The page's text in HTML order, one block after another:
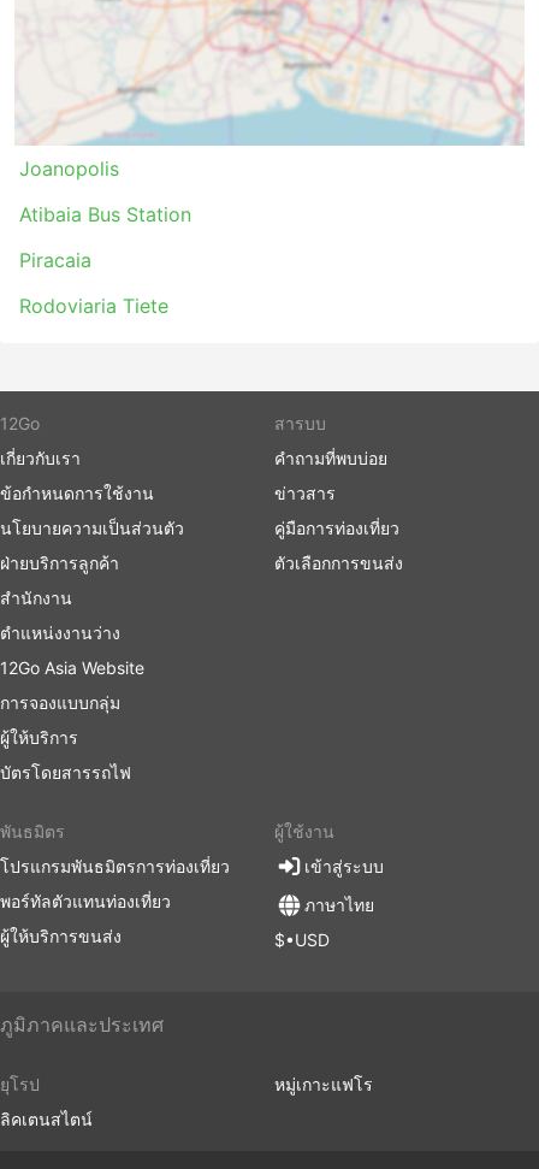
รถบัสเป็นทางเลือกที่ดีที่สุดในการเดินทางไปยังจุดหมาย
ที่ไม่ได้เชื่อมต่อกันด้วยรถไฟหรือเครื่องบิน ซึ่งเครือข่าย
รถโดยสารมักครอบคลุมเกือบทั้งประเทศ และเส้นทาง
ของรถโดยสารประจำทางก็มีมาอย่างยาวนาน
ตรงกันข้ามกับการเดินทางทางอากาศและการเดินทาง
ด้วยรถไฟในบางครั้ง การขึ้นรถประจำทางไม่จำเป็นต้อง
มาถึงสถานีขนส่งล่วงหน้ามากนัก การเช็คอินใช้เวลาไม่
นาน แม้ในเส้นทางระหว่างประเทศ น้ำหนักสัมภาระที่
อนุญาตมักจะเพียงพอกับผู้เดินทางมากและค่าธรรมเนียม
สำหรับสัมภาระเพิ่มเติมมักจะไม่สูงมากนัก ในกรณีที่มี
ตั๋วรถโดยสารมีราคาไม่แพงมากเมื่อเทียบกับตั๋วเครื่อง
หน่อยและไม่ได้ให้ความสะดวกสบายสูงสุดตามที่คุณ
ต้องการ แต่อย่างไรก็ยังเป็นทางเลือกที่ดีและพาคุณไปยัง
จุดหมายปลายทาง ในบางเส้นทางที่คุณต้องเดินทางนาน
บางครั้งอุปกรณ์อาบน้ำและผ้าห่มมักจะรวมอยู่ในราคา
แล้ว
หากคุณพร้อมที่จะใช้จ่ายมากขึ้น รถบัสวีไอพีบางคัน
เอนได้กว้างนุ่ม ผ้าห่ม ผู้โดยสารน้อย และสิทธิพิเศษอื่น ๆ
อีกมากมายที่จะทำให้การเดินทางของคุณเป็นการเดิน
ทางที่น่าพึงพอใจ
ข้อเสียของการเดินทางด้วยรถบัส
สถานีขนส่งระหว่างเมืองที่ใหม่กว่ามักจะตั้งอยู่นอกเมือง
หลีกเลี่ยงความแออัดในเมือง แต่น่าเสียดายว่า การเดิน
ทางอาจสร้างความท้าทายเพิ่มเติมให้กับนักเดินทางด้วย
การเดินทางไปยังสถานีดังกล่าวอาจเป็นปัญหา เนื่องจาก
ในบางจุดหมายปลายทางมีข้อจำกัดเกี่ยวกับยานพาหนะ
ที่อนุญาตให้เข้าจุดส่งผู้โดยสารได้ และคุณจะต้องใช้ผู้ให้
ด้วยหากคุณเดินทางในช่วงเวลาเร่งด่วน โดยเฉพาะอย่าง
รถประจำทางน่าจะเป็นวิธีการขนส่งที่ตารางเดินรถน้อย
กว่ารถไฟหรือเครื่องบิน ขึ้นอยู่กับสถานการณ์บนท้อง
ถนนเป็นอย่างมาก ซึ่งบางครั้งอาจคาดเดาไม่ได้ เช่น
Joanopolis
Atibaia Bus Station
Piracaia
Rodoviaria Tiete
12Go
เกี่ยวกับเรา
ข้อกำหนดการใช้งาน
นโยบายความเป็นส่วนตัว
ฝ่ายบริการลูกค้า
สำนักงาน
ตำแหน่งงานว่าง
12Go Asia Website
การจองแบบกลุ่ม
ผู้ให้บริการ
บัตรโดยสารรถไฟ
สารบบ
คำถามที่พบบ่อย
ข่าวสาร
คู่มือการท่องเที่ยว
ตัวเลือกการขนส่ง
พันธมิตร
โปรแกรมพันธมิตรการท่องเที่ยว
พอร์ทัลตัวแทนท่องเที่ยว
ผู้ให้บริการขนส่ง
ผู้ใช้งาน
เข้าสู่ระบบ
ภาษาไทย
$•USD
ภูมิภาคและประเทศ
ยุโรป
ลิคเตนสไตน์
หมู่เกาะแฟโร